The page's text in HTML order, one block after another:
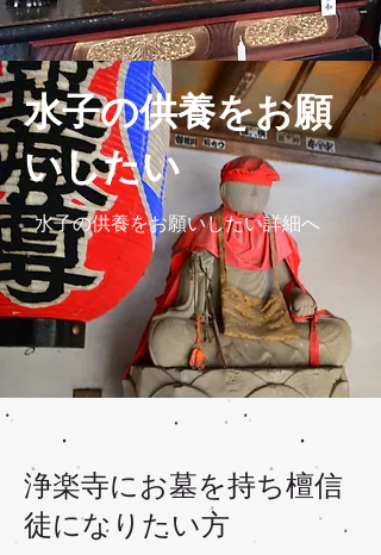
水子の供養をお願
いしたい
水子の供養をお願いしたい詳細へ
浄楽寺にお墓を持ち檀信
徒になりたい方